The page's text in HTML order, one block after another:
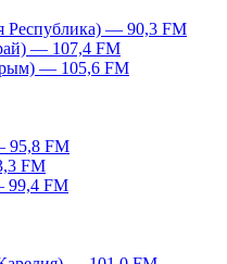
Республика) — 90,3 FM
— 107,4 FM
— 105,6 FM
95,8 FM
FM
99,4 FM